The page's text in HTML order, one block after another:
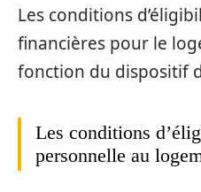
Les conditions
financières pour le
fonction du dispositif
Les conditions
personnelle au